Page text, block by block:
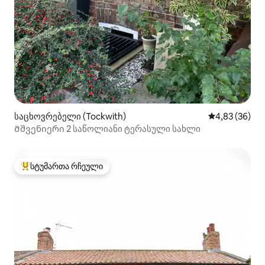
საცხოვრებელი (Tockwith) საშუალო
4,83 (36)
Მშვენიერი 2 საწოლიანი ტერასული სახლი
სტუმართა რჩეული მოწინავე ვარიანტი
სტუმართა რჩეული